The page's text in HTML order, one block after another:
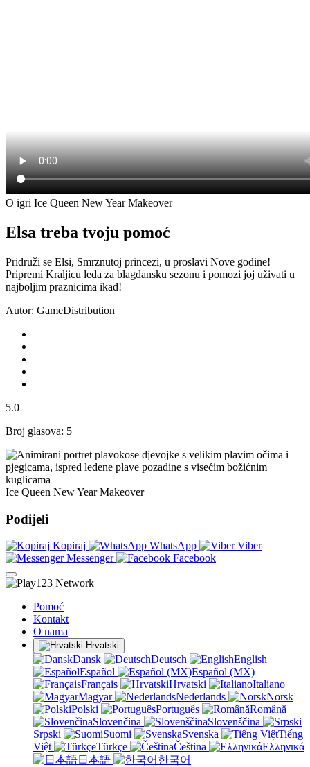
O igri Ice Queen New Year Makeover
Elsa treba tvoju pomoć
Pridruži se Elsi, Smrznutoj princezi, u proslavi Nove godine!
Pripremi Kraljicu leda za blagdansku sezonu i pomozi joj uživati u
najboljim praznicima ikad!
Autor: GameDistribution
5.0
Broj glasova: 5
Ice Queen New Year Makeover
Podijeli
Kopiraj WhatsApp
Viber
Messenger
Facebook
Pomoć
Kontakt
O nama
Hrvatski
Dansk Deutsch
English
Español
Español (MX)
Français
Hrvatski
Italiano
Magyar
Nederlands
Norsk
Polski
Português
Română
Slovenčina
Slovenščina
Srpski
Suomi Svenska
Tiếng
Việt
Türkçe Čeština
Ελληνικά
日本語
한국어